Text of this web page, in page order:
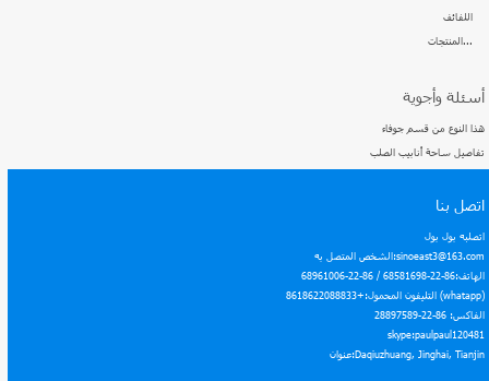
اللفائف
المنتجات...
أسئلة وأجوية
هذا النوع من قسم جوفاء
تفاصيل ساحة أنابيب الصلب
اتصل بنا
اتصلبه بول بول
الشخص المتصل به:sinoeast3@163.com
الهاتف:86-22-68581698 / 86-22-68961006
التليفون المحمول:+8618622088833 (whatapp)
الفاكس: 86-22-28897589
skype:paulpaul120481
عنوان:Daqiuzhuang, Jinghai, Tianjin